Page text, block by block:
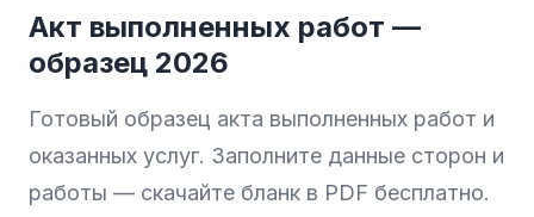
Акт выполненных работ —
образец 2026
Готовый образец акта выполненных работ и
оказанных услуг. Заполните данные сторон и
работы — скачайте бланк в PDF бесплатно.